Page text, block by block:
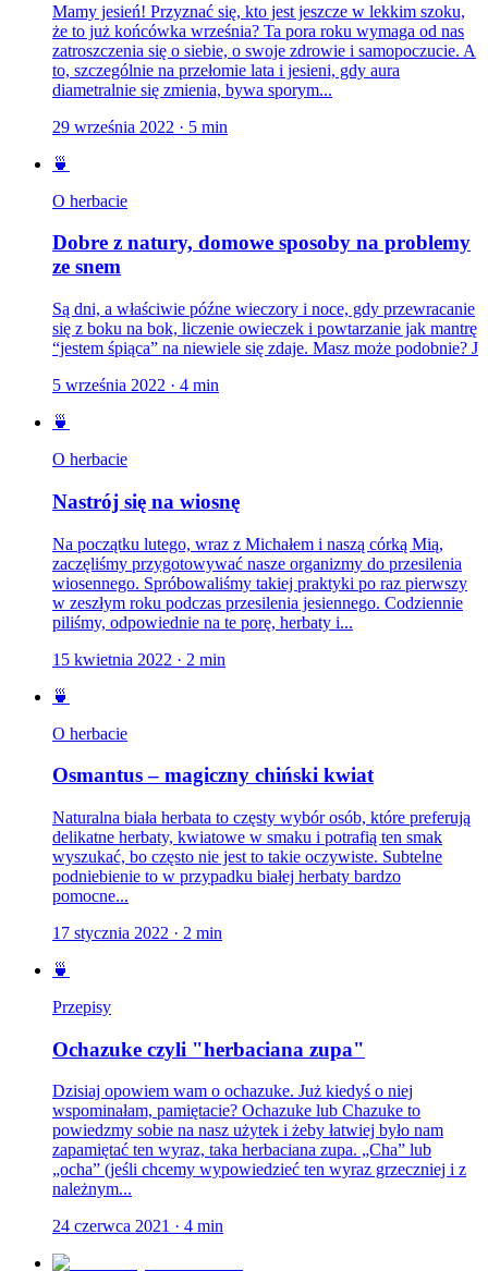
Mamy jesień! Przyznać się, kto jest jeszcze w lekkim szoku,
że to już końcówka września? Ta pora roku wymaga od nas
zatroszczenia się o siebie, o swoje zdrowie i samopoczucie. A
to, szczególnie na przełomie lata i jesieni, gdy aura
diametralnie się zmienia, bywa sporym...
29 września 2022 · 5 min
🍵
O herbacie
Dobre z natury, domowe sposoby na problemy
ze snem
Są dni, a właściwie późne wieczory i noce, gdy przewracanie
się z boku na bok, liczenie owieczek i powtarzanie jak mantrę
“jestem śpiąca” na niewiele się zdaje. Masz może podobnie? J
5 września 2022 · 4 min
🍵
O herbacie
Nastrój się na wiosnę
Na początku lutego, wraz z Michałem i naszą córką Mią,
zaczęliśmy przygotowywać nasze organizmy do przesilenia
wiosennego. Spróbowaliśmy takiej praktyki po raz pierwszy
w zeszłym roku podczas przesilenia jesiennego. Codziennie
piliśmy, odpowiednie na te porę, herbaty i...
15 kwietnia 2022 · 2 min
🍵
O herbacie
Osmantus – magiczny chiński kwiat
Naturalna biała herbata to częsty wybór osób, które preferują
delikatne herbaty, kwiatowe w smaku i potrafią ten smak
wyszukać, bo często nie jest to takie oczywiste. Subtelne
podniebienie to w przypadku białej herbaty bardzo
pomocne...
17 stycznia 2022 · 2 min
🍵
Przepisy
Ochazuke czyli "herbaciana zupa"
Dzisiaj opowiem wam o ochazuke. Już kiedyś o niej
wspominałam, pamiętacie? Ochazuke lub Chazuke to
powiedzmy sobie na nasz użytek i żeby łatwiej było nam
zapamiętać ten wyraz, taka herbaciana zupa. „Cha” lub
„ocha” (jeśli chcemy wypowiedzieć ten wyraz grzeczniej i z
należnym...
24 czerwca 2021 · 4 min